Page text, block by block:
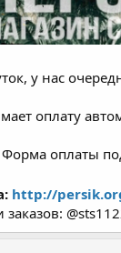
у нас
оплату
Форма оплаты
http://
заказов: